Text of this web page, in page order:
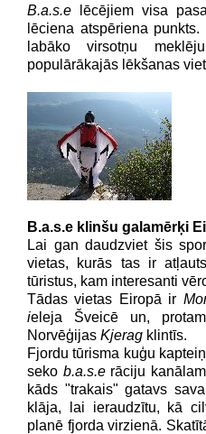
B.a.s.e lēcējiem visa
lēciena atspēriena
labāko virsotņu
populārākajās lēkšanas
B.a.s.e klinšu galamērķi
Lai gan daudzviet šis
vietas, kurās tas ir
tūristus, kam interesanti
Tādas vietas Eiropā ir
ieleja Šveicē un,
Norvēģijas Kjerag klintīs.
Fjordu tūrisma kuģu
seko b.a.s.erāciju
kāds "trakais" gatavs
klāja, lai ieraudzītu, kā
planē fjorda virzienā.